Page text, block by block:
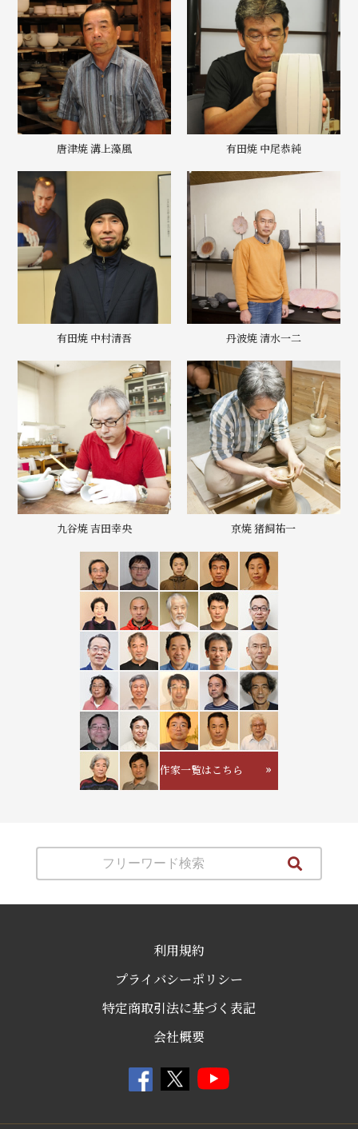
唐津焼 溝上藻風 有田焼 中尾恭純
有田焼 中村清吾 丹波焼 清水一二
九谷焼 吉田幸央 京焼 猪飼祐一
作家一覧はこちら
利用規約
プライバシーポリシー
特定商取引法に基づく表記
会社概要